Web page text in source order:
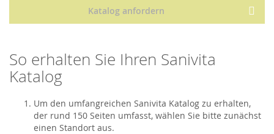
Katalog anfordern
So erhalten Sie Ihren Sanivita
Katalog
Um den umfangreichen Sanivita Katalog zu erhalten,
der rund 150 Seiten umfasst, wählen Sie bitte zunächst
einen Standort aus.